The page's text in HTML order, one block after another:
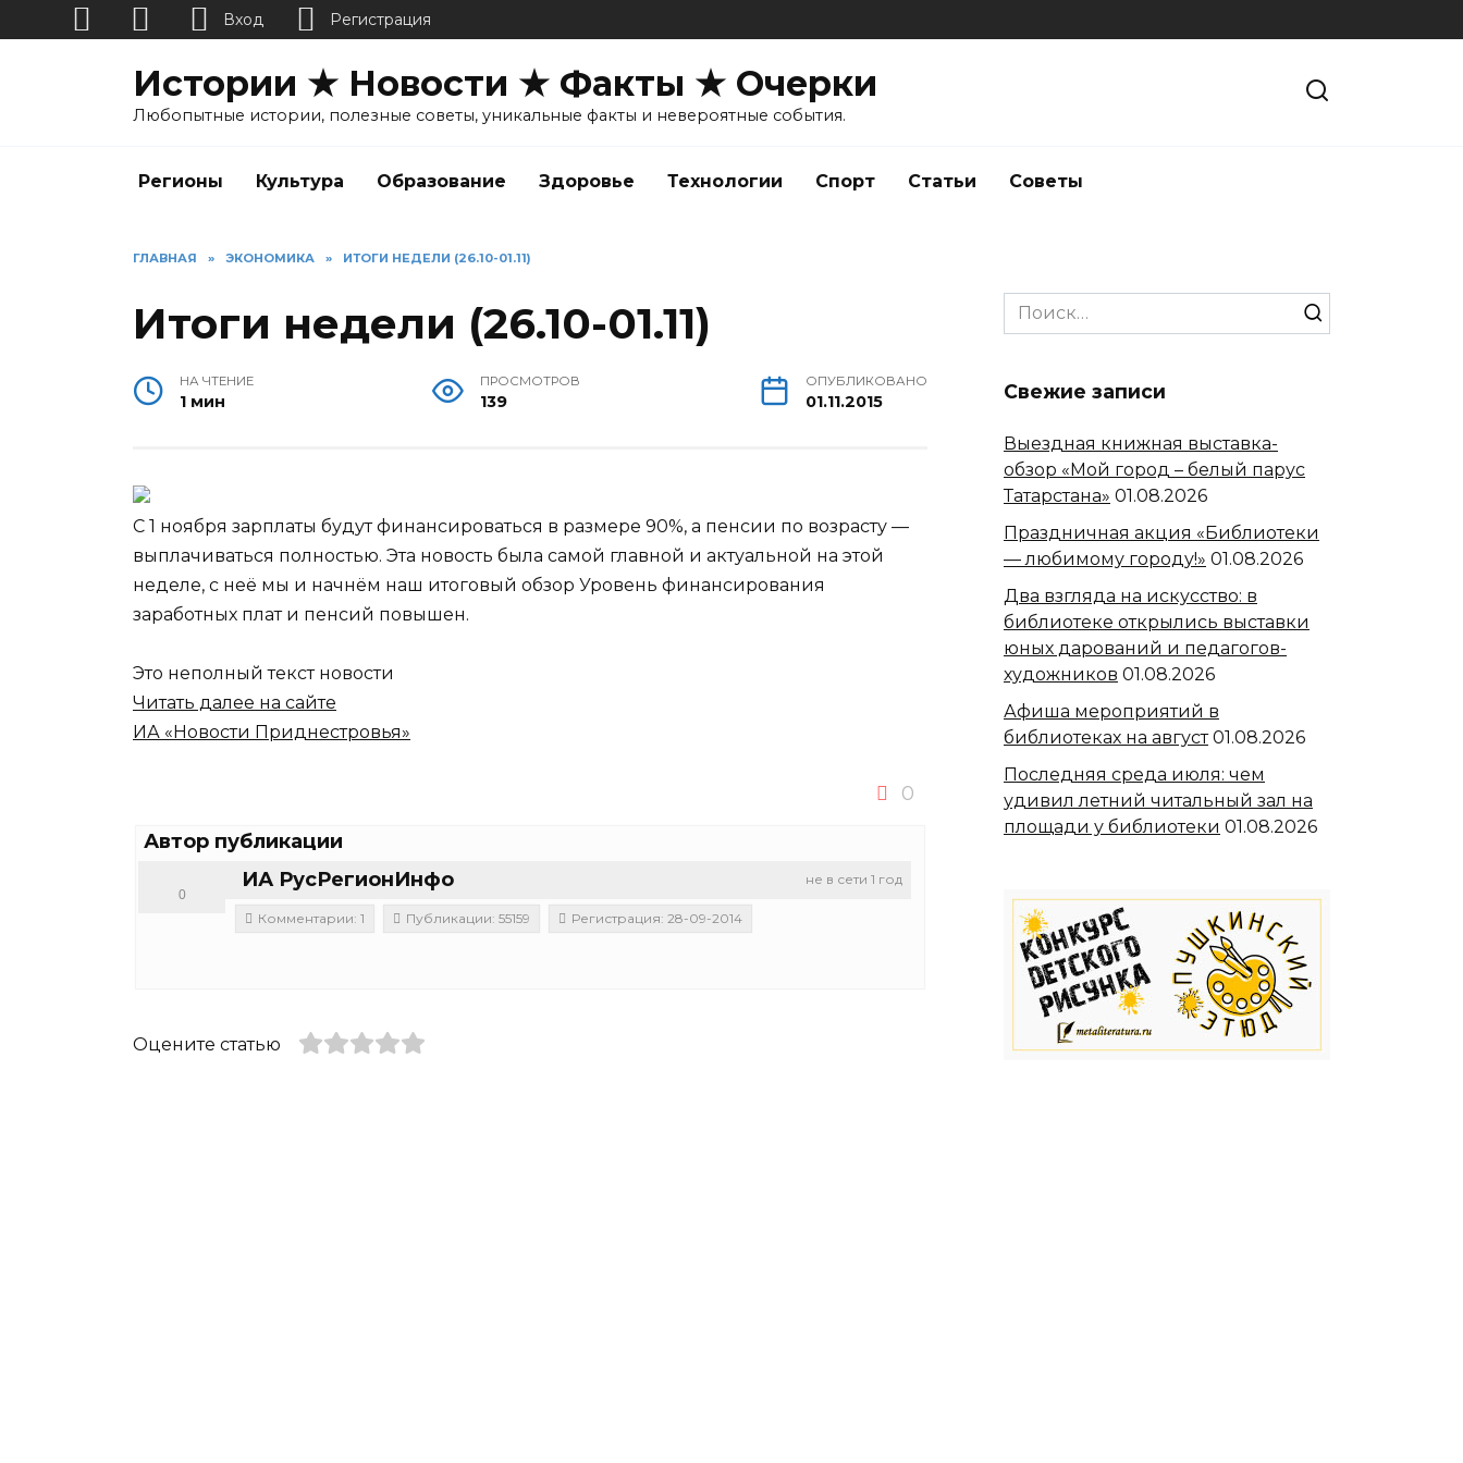
Истории ★ Новости ★ Факты ★ Очерки
Любопытные истории, полезные советы, уникальные факты и невероятные события.
Регионы Культура Образование Здоровье Технологии Спорт Статьи Советы
ГЛАВНАЯ » ЭКОНОМИКА » ИТОГИ НЕДЕЛИ (26.10-01.11)
Итоги недели (26.10-01.11)
НА ЧТЕНИЕ
1 мин
ПРОСМОТРОВ
139
ОПУБЛИКОВАНО
01.11.2015
С 1 ноября зарплаты будут финансироваться в размере 90%, а пенсии по возрасту —
выплачиваться полностью. Эта новость была самой главной и актуальной на этой
неделе, с неё мы и начнём наш итоговый обзор Уровень финансирования
заработных плат и пенсий повышен.
Это неполныйтекст новости
Читать далее на сайте
ИА «Новости Приднестровья»
0
Автор публикации
не в сети 1 год
ИА РусРегионИнфо
0
Комментарии: 1 Публикации: 55159 Регистрация: 28-09-2014
Оцените статью
Search
for:
Свежие записи
Выездная книжная выставка-
обзор «Мой город – белый парус
Татарстана» 01.08.2026
Праздничная акция «Библиотеки
— любимому городу!» 01.08.2026
Два взгляда на искусство: в
библиотеке открылись выставки
юных дарований и педагогов-
художников 01.08.2026
Афиша мероприятий в
библиотеках на август 01.08.2026
Последняя среда июля: чем
удивил летний читальный зал на
площади у библиотеки 01.08.2026
Вход Регистрация